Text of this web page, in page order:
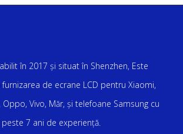
în 2017 și situat în Shenzhen, Este
de ecrane LCD pentru Xiaomi,
Oppo, Vivo, Măr, și telefoane Samsung cu
peste 7 ani de experiență.